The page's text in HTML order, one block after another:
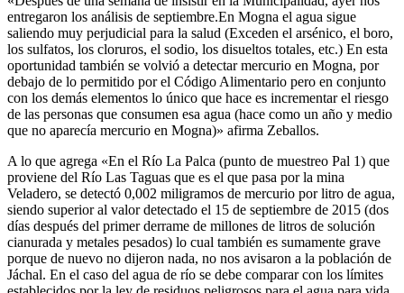
entregaron los análisis de septiembre.En Mogna el agua sigue
saliendo muy perjudicial para la salud (Exceden el arsénico, el boro,
los sulfatos, los cloruros, el sodio, los disueltos totales, etc.) En esta
oportunidad también se volvió a detectar mercurio en Mogna, por
debajo de lo permitido por el Código Alimentario pero en conjunto
con los demás elementos lo único que hace es incrementar el riesgo
de las personas que consumen esa agua (hace como un año y medio
que no aparecía mercurio en Mogna)» afirma Zeballos.
A lo que agrega «En el Río La Palca (punto de muestreo Pal 1) que
proviene del Río Las Taguas que es el que pasa por la mina
Veladero, se detectó 0,002 miligramos de mercurio por litro de agua,
siendo superior al valor detectado el 15 de septiembre de 2015 (dos
días después del primer derrame de millones de litros de solución
cianurada y metales pesados) lo cual también es sumamente grave
porque de nuevo no dijeron nada, no nos avisaron a la población de
Jáchal. En el caso del agua de río se debe comparar con los límites